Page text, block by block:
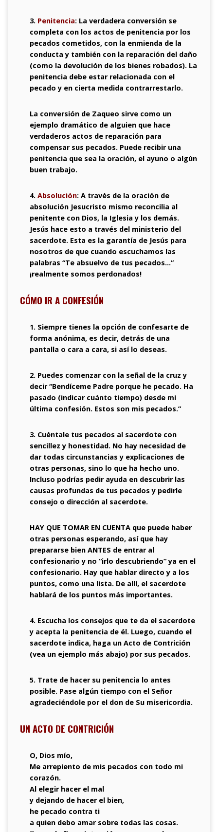
3. Penitencia: La verdadera conversión se
completa con los actos de penitencia por los
pecados cometidos, con la enmienda de la
conducta y también con la reparación del daño
(como la devolución de los bienes robados). La
penitencia debe estar relacionada con el
pecado y en cierta medida contrarrestarlo.
La conversión de Zaqueo sirve como un
ejemplo dramático de alguien que hace
verdaderos actos de reparación para
compensar sus pecados. Puede recibir una
penitencia que sea la oración, el ayuno o algún
buen trabajo.
4. Absolución: A través de la oración de
absolución Jesucristo mismo reconcilia al
penitente con Dios, la Iglesia y los demás.
Jesús hace esto a través del ministerio del
sacerdote. Esta es la garantía de Jesús para
nosotros de que cuando escuchamos las
palabras “Te absuelvo de tus pecados…”
¡realmente somos perdonados!
CÓMO IR A CONFESIÓN
1. Siempre tienes la opción de confesarte de
forma anónima, es decir, detrás de una
pantalla o cara a cara, si así lo deseas.
2. Puedes comenzar con la señal de la cruz y
decir “Bendíceme Padre porque he pecado. Ha
pasado (indicar cuánto tiempo) desde mi
última confesión. Estos son mis pecados.”
3. Cuéntale tus pecados al sacerdote con
sencillez y honestidad. No hay necesidad de
dar todas circunstancias y explicaciones de
otras personas, sino lo que ha hecho uno.
Incluso podrías pedir ayuda en descubrir las
causas profundas de tus pecados y pedirle
consejo o dirección al sacerdote.
HAY QUE TOMAR EN CUENTA que puede haber
otras personas esperando, así que hay
prepararse bien ANTES de entrar al
confesionario y no “irlo descubriendo” ya en el
confesionario. Hay que hablar directo y a los
puntos, como una lista. De allí, el sacerdote
hablará de los puntos más importantes.
4. Escucha los consejos que te da el sacerdote
y acepta la penitencia de él. Luego, cuando el
sacerdote indica, haga un Acto de Contrición
(vea un ejemplo más abajo) por sus pecados.
5. Trate de hacer su penitencia lo antes
posible. Pase algún tiempo con el Señor
agradeciéndole por el don de Su misericordia.
UN ACTO DE CONTRICIÓN
O, Dios mío,
Me arrepiento de mis pecados con todo mi
corazón.
Al elegir hacer el mal
y dejando de hacer el bien,
he pecado contra ti
a quien debo amar sobre todas las cosas.